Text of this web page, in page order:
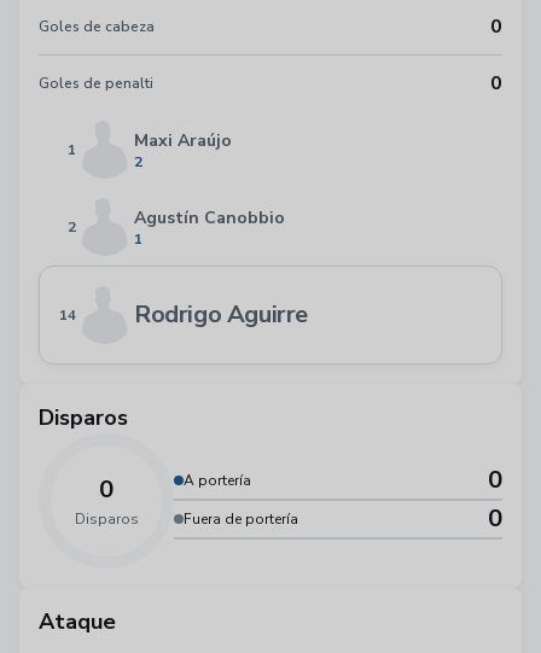
Goles de cabeza
0
Goles de penalti 0
1 Maxi Araújo
2
2 Agustín Canobbio
1
14 Rodrigo Aguirre
Disparos
0
Disparos
A portería 0
Fuera de portería 0
Ataque